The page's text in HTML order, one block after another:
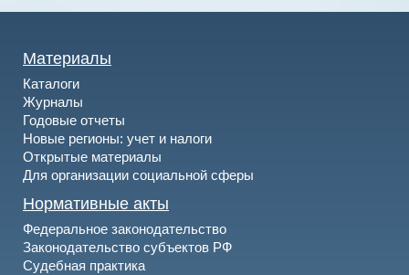
Материалы
Каталоги
Журналы
Годовые отчеты
Новые регионы: учет и налоги
Открытые материалы
Для организации социальной сферы
Нормативные акты
Федеральное законодательство
Законодательство субъектов РФ
Судебная практика